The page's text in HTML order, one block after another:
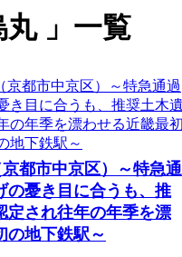
丸 一覧
都市中京区）～特急通
の憂き目に合うも、推
定され往年の年季を漂
の地下鉄駅～